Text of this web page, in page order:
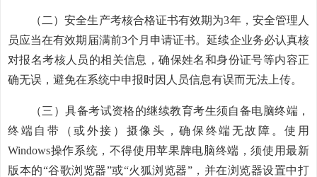
（二）安全生产考核合格证书有效期为3年，安全管理人
员应当在有效期届满前3个月申请证书。延续企业务必认真核
对报名考核人员的相关信息，确保姓名和身份证号等内容正
确无误，避免在系统中申报时因人员信息有误而无法上传。
（三）具备考试资格的继续教育考生须自备电脑终端，
终端自带（或外接）摄像头，确保终端无故障。使用
Windows操作系统，不得使用苹果牌电脑终端，须使用最新
版本的“谷歌浏览器”或“火狐浏览器”，并在浏览器设置中打